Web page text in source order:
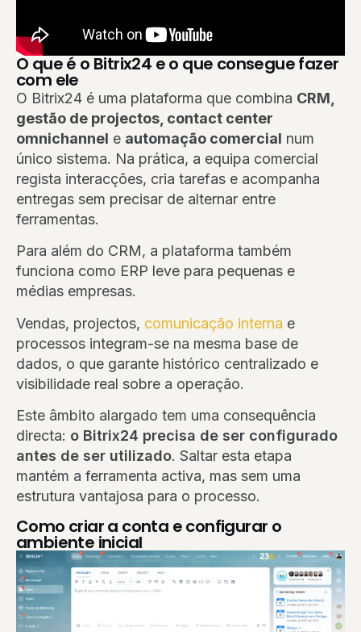
O que é o Bitrix24 e o que consegue fazer
com ele
O Bitrix24 é uma plataforma que combina CRM,
gestão de projectos, contact center
omnichannel e automação comercial num
único sistema. Na prática, a equipa comercial
regista interacções, cria tarefas e acompanha
entregas sem precisar de alternar entre
ferramentas.
Para além do CRM, a plataforma também
funciona como ERP leve para pequenas e
médias empresas.
Vendas, projectos, comunicação interna e
processos integram-se na mesma base de
dados, o que garante histórico centralizado e
visibilidade real sobre a operação.
Este âmbito alargado tem uma consequência
directa: o Bitrix24 precisa de ser configurado
antes de ser utilizado. Saltar esta etapa
mantém a ferramenta activa, mas sem uma
estrutura vantajosa para o processo.
Como criar a conta e configurar o
ambiente inicial